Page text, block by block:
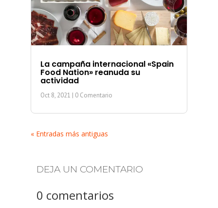
La campaña internacional «Spain
Food Nation» reanuda su
actividad
Oct 8, 2021 | 0 Comentario
« Entradas más antiguas
DEJA UN COMENTARIO
0 comentarios